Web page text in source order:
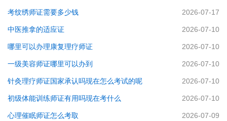
考纹绣师证需要多少钱 2026-07-17
中医推拿的适应证 2026-07-10
哪里可以办理康复理疗师证 2026-07-10
一级美容师证哪里可以办到 2026-07-10
针灸理疗师证国家承认吗现在怎么考试的呢 2026-07-10
初级体能训练师证有用吗现在考什么 2026-07-10
心理催眠师证怎么考取 2026-07-09